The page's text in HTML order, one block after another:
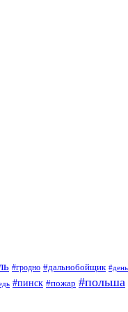
#гродно #дальнобойщик
#пинск #пожар #польша